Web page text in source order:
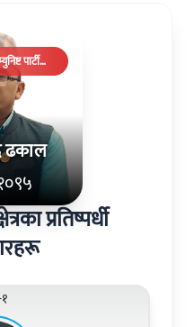
ढकाल
पार्टी
प्रतिष्पर्धी